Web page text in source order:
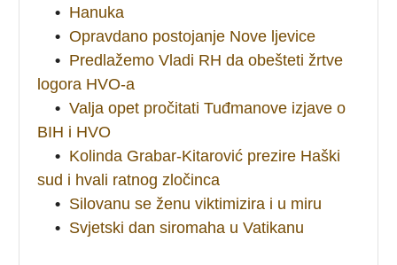
• Hanuka
• Opravdano postojanje Nove ljevice
• Predlažemo Vladi RH da obešteti žrtve
logora HVO-a
• Valja opet pročitati Tuđmanove izjave o
BIH i HVO
• Kolinda Grabar-Kitarović prezire Haški
sud i hvali ratnog zločinca
• Silovanu se ženu viktimizira i u miru
• Svjetski dan siromaha u Vatikanu